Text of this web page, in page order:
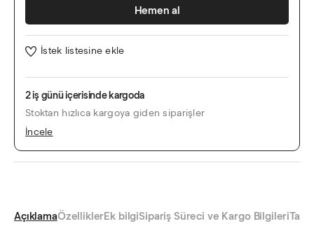
Hemen al
İstek listesine ekle
2 iş günü içerisinde kargoda
Stoktan hızlıca kargoya giden siparişler
İncele
AçıklamaÖzelliklerEk bilgiSipariş Süreci ve Kargo Bilgileri